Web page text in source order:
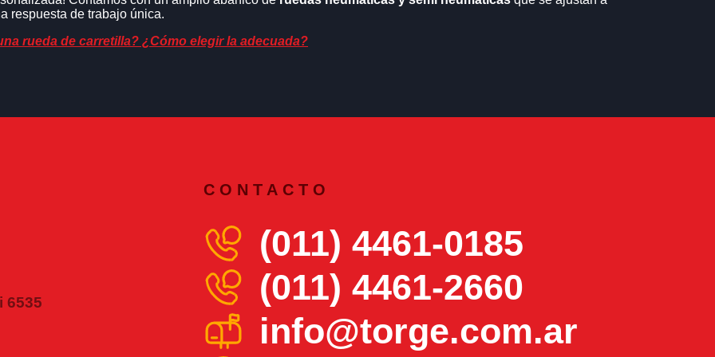
CON SOPORTE
SOPORTE
respuesta de trabajo única.
rueda de carretilla? ¿Cómo elegir la adecuada?
6535
CONTACTO
(011) 4461-0185
(011) 4461-2660
info@torge.com.ar